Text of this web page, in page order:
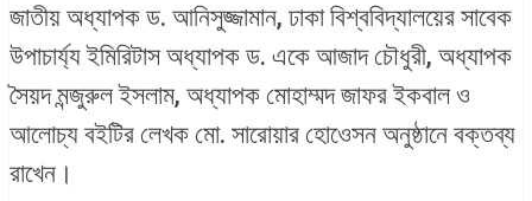
জাতীয় অধ্যাপক ড. আনিসুজ্জামান, ঢাকা বিশ্ববিদ্যালয়ের সাবেক
উপাচার্য্য ইমিরিটাস অধ্যাপক ড. একে আজাদ চৌধুরী, অধ্যাপক
সৈয়দ মন্জুরুল ইসলাম, অধ্যাপক মোহাম্মদ জাফর ইকবাল ও
আলোচ্য বইটির লেখক মো. সারোয়ার হোওেসন অনুষ্ঠানে বক্তব্য
রাখেন।